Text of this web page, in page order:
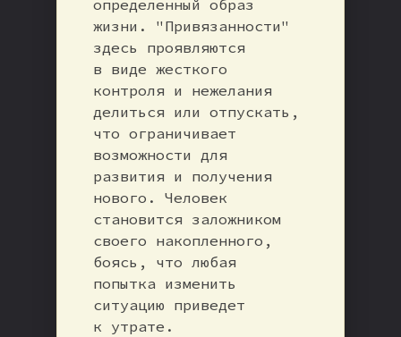
определенный образ
жизни. "Привязанности"
здесь проявляются
в виде жесткого
контроля и нежелания
делиться или отпускать,
что ограничивает
возможности для
развития и получения
нового. Человек
становится заложником
своего накопленного,
боясь, что любая
попытка изменить
ситуацию приведет
к утрате.